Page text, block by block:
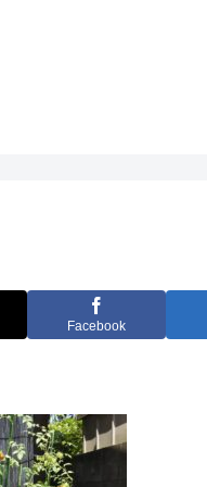
Facebook